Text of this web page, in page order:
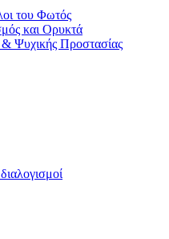
του Φωτός
και Ορυκτά
& Ψυχικής Προστασίας